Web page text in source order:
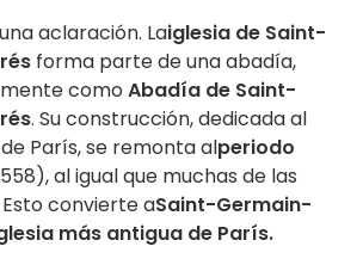
aclaración. Laiglesia de Saint-
forma parte de una abadía,
como Abadía de Saint-
. Su construcción, dedicada al
París, se remonta alperiodo
al igual que muchas de las
convierte aSaint-Germain-
más antigua de París.